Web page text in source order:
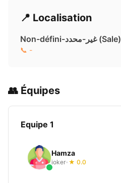
📍 Localisation
Non-défini-غير-محدد ( Sale)
📞 -
👥 Équipes
Equipe 1
Hamza
joker• ★ 0.0